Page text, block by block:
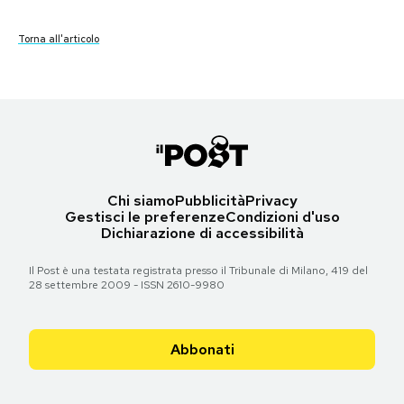
Regala il Post
Torna all'articolo
Torna all'articolo
Chi siamoPubblicitàPrivacy
Gestisci le preferenzeCondizioni d'uso
Dichiarazione di accessibilità
Il Post è una testata registrata presso il Tribunale di Milano, 419 del
28 settembre 2009 - ISSN 2610-9980
Abbonati